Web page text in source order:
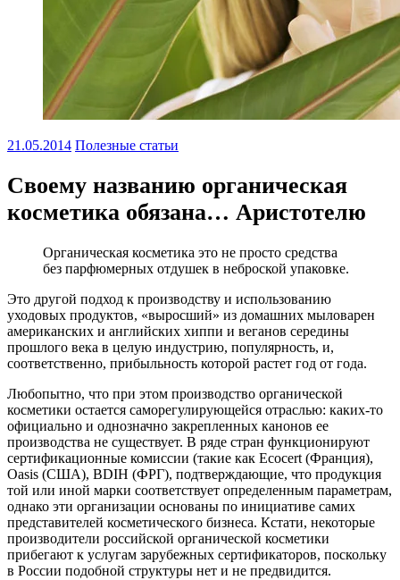
21.05.2014 Полезные статьи
Своему названию органическая
косметика обязана… Аристотелю
Органическая косметика это не просто средства
без парфюмерных отдушек в неброской упаковке.
Это другой подход к производству и использованию
уходовых продуктов, «выросший» из домашних мыловарен
американских и английских хиппи и веганов середины
прошлого века в целую индустрию, популярность, и,
соответственно, прибыльность которой растет год от года.
Любопытно, что при этом производство органической
косметики остается саморегулирующейся отраслью: каких-то
официально и однозначно закрепленных канонов ее
производства не существует. В ряде стран функционируют
сертификационные комиссии (такие как Ecocert (Франция),
Oasis (США), BDIH (ФРГ), подтверждающие, что продукция
той или иной марки соответствует определенным параметрам,
однако эти организации основаны по инициативе самих
представителей косметического бизнеса. Кстати, некоторые
производители российской органической косметики
прибегают к услугам зарубежных сертификаторов, поскольку
в России подобной структуры нет и не предвидится.